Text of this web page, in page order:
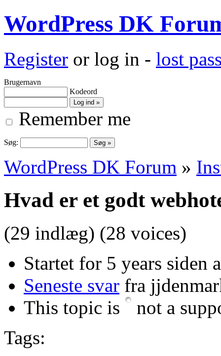
WordPress DK
Register or log in - lost
Brugernavn
Kodeord
Remember me
Søg:
WordPress DK Forum »
Hvad er et godt
(29 indlæg) (28 voices)
Startet for 5 years siden
Seneste svar fra
This topic is
not a
Tags: